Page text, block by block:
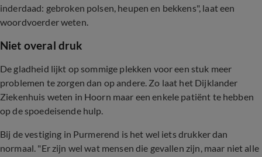
inderdaad: gebroken polsen, heupen en bekkens", laat een
woordvoerder weten.
Niet overal druk
De gladheid lijkt op sommige plekken voor een stuk meer
problemen te zorgen dan op andere. Zo laat het Dijklander
Ziekenhuis weten in Hoorn maar een enkele patiënt te hebben
op de spoedeisende hulp.
Bij de vestiging in Purmerend is het wel iets drukker dan
normaal. "Er zijn wel wat mensen die gevallen zijn, maar niet alle